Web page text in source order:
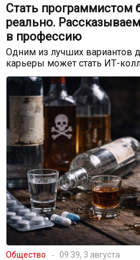
Стать программистом
реально.
в профессию
Одним из лучших вариантов
карьеры может стать ИТ-
Общество 09:39, 3 августа